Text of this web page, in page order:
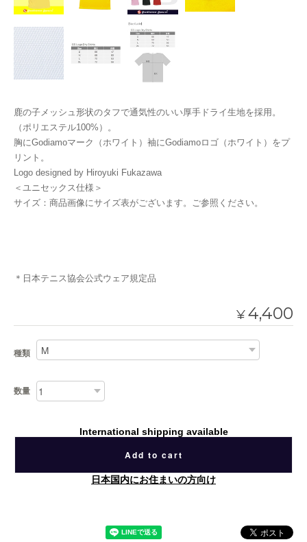
鹿の子メッシュ形状のタフで通気性のいい厚手ドライ生地を採用。
（ポリエステル100%）。
胸にGodiamoマーク（ホワイト）袖にGodiamoロゴ（ホワイト）をプ
リント。
Logo designed by Hiroyuki Fukazawa
＜ユニセックス仕様＞
サイズ：商品画像にサイズ表がございます。ご参照ください。
＊日本テニス協会公式ウェア規定品
¥4,400
種類
数量
International shipping available
Add to cart
日本国内にお住まいの方向け